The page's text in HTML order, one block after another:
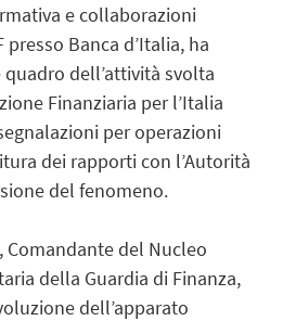
e collaborazioni
Banca d’Italia, ha
dell’attività svolta
Finanziaria per l’Italia
per operazioni
dei rapporti con l’Autorità
del fenomeno.
Comandante del Nucleo
della Guardia di Finanza,
dell’apparato